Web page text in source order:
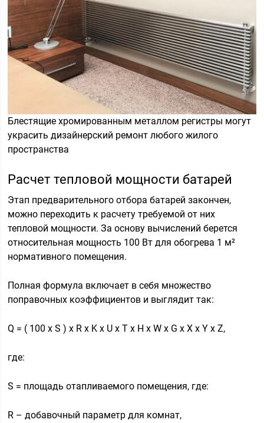
Блестящие хромированным металлом регистры могут
украсить дизайнерский ремонт любого жилого
пространства
Расчет тепловой мощности батарей
Этап предварительного отбора батарей закончен,
можно переходить к расчету требуемой от них
тепловой мощности. За основу вычислений берется
относительная мощность 100 Вт для обогрева 1 м²
нормативного помещения.
Полная формула включает в себя множество
поправочных коэффициентов и выглядит так:
Q = ( 100 x S ) x R x K x U x T x H x W x G x X x Y x Z,
где:
S = площадь отапливаемого помещения, где:
R – добавочный параметр для комнат,